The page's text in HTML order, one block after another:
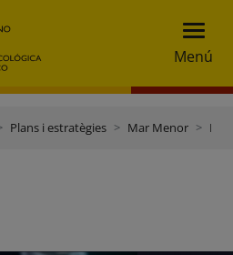
Menú
Plans i estratègies Mar Menor Participación social